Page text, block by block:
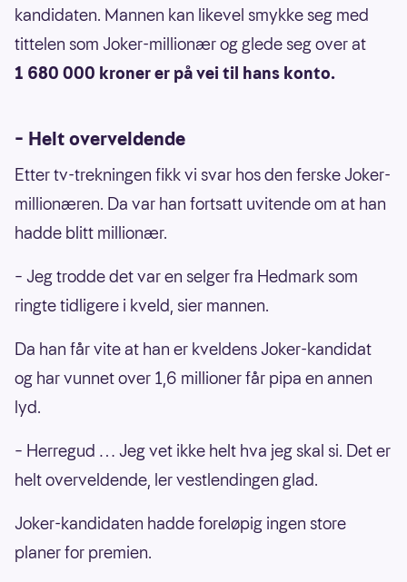
kandidaten. Mannen kan likevel smykke seg med
tittelen som Joker-millionær og glede seg over at
1 680 000 kroner er på vei til hans konto.
– Helt overveldende
Etter tv-trekningen fikk vi svar hos den ferske Joker-
millionæren. Da var han fortsatt uvitende om at han
hadde blitt millionær.
– Jeg trodde det var en selger fra Hedmark som
ringte tidligere i kveld, sier mannen.
Da han får vite at han er kveldens Joker-kandidat
og har vunnet over 1,6 millioner får pipa en annen
lyd.
– Herregud … Jeg vet ikke helt hva jeg skal si. Det er
helt overveldende, ler vestlendingen glad.
Joker-kandidaten hadde foreløpig ingen store
planer for premien.